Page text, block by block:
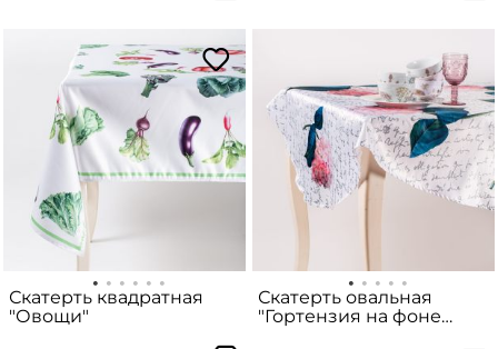
Скатерть квадратная
"Овощи"
Скатерть овальная
"Гортензия на фоне